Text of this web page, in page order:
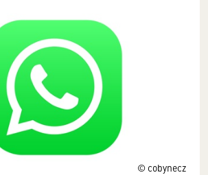
© cobynecz